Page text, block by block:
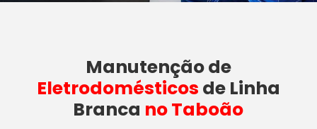
Manutençãode
Eletrodomésticos de Linha
Branca no Taboão